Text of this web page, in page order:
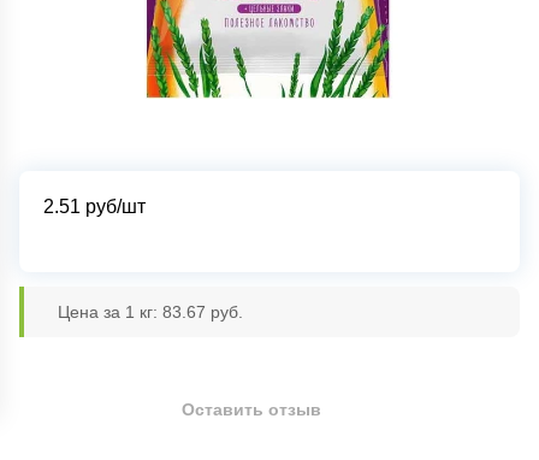
2.51 руб/шт
Цена за 1 кг: 83.67 руб.
Оставить отзыв